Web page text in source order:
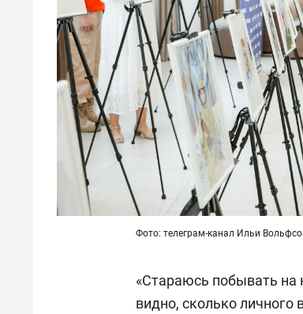
Фото: телеграм-канал Ильи
«Стараюсь побывать на
видно, сколько